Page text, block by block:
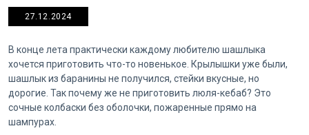
27.12.2024
В конце лета практически каждому любителю шашлыка
хочется приготовить что-то новенькое. Крылышки уже были,
шашлык из баранины не получился, стейки вкусные, но
дорогие. Так почему же не приготовить люля-кебаб? Это
сочные колбаски без оболочки, пожаренные прямо на
шампурах.